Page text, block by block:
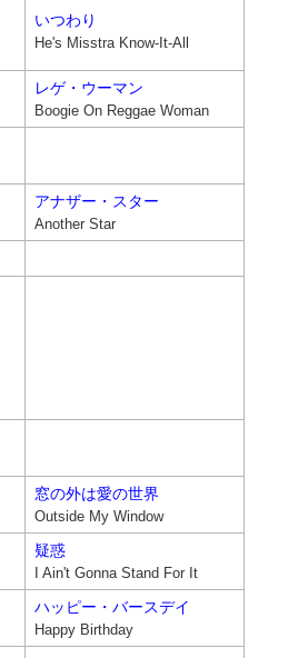
いつわり
He's Misstra Know-It-All
レゲ・ウーマン
Boogie On Reggae Woman
アナザー・スター
Another Star
窓の外は愛の世界
Outside My Window
疑惑
I Ain't Gonna Stand For It
ハッピー・バースデイ
Happy Birthday